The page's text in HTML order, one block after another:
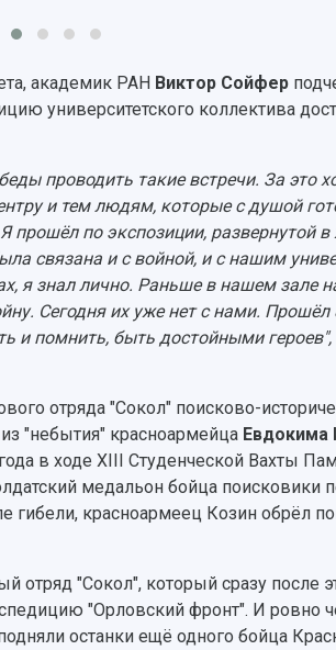
академик РАН Виктор Сойфер
университетского коллектива
проводить такие встречи. За это
и тем людям, которые с душой
прошёл по экспозиции, развернутой в
связана и с войной, и с нашим
я знал лично. Раньше в нашем зале
Сегодня их уже нет с нами. Прошёл
и помнить, быть достойными героев",
отряда "Сокол" поисково-
"небытия" красноармейца Евдокима
в ходе XIII Студенческой Вахты
медальон бойца поисковики
гибели, красноармеец Козин обрёл
отряд "Сокол", который сразу после
"Орловский фронт". И ровно
останки ещё одного бойца